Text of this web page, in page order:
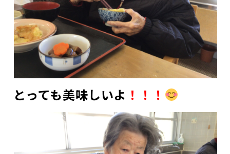
とっても美味しいよ ！！！